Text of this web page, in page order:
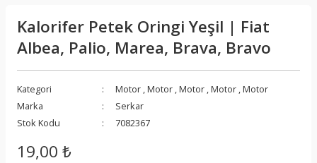
Kalorifer Petek Oringi Yeşil | Fiat
Albea, Palio, Marea, Brava, Bravo
Kategori Motor ,Motor ,Motor ,Motor ,Motor
Marka
Serkar
Stok Kodu
7082367
19,00 ₺